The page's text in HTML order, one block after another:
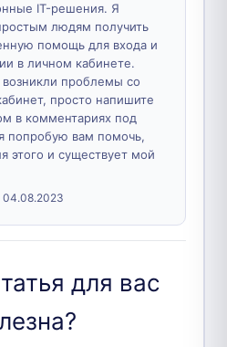
IT-решения. Я
людям получить
помощь для входа и
в личном кабинете.
возникли проблемы со
просто напишите
в комментариях под
попробую вам помочь,
этого и существует мой
04.08.2023
для вас